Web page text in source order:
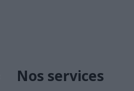
Nos services